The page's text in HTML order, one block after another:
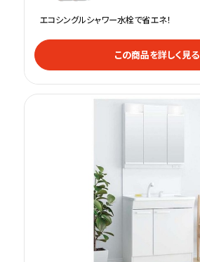
エコシングルシャワー水栓で省エネ！
この商品を詳しく見る